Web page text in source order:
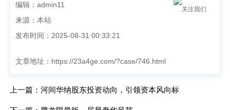
关注我们
编辑：admin11
来源：本站
发布时间：2025-08-31 00:33:21
文章地址： https://23a4ge.com/?case/746.html
上一篇：河间华纳股东投资动向，引领资本风向标